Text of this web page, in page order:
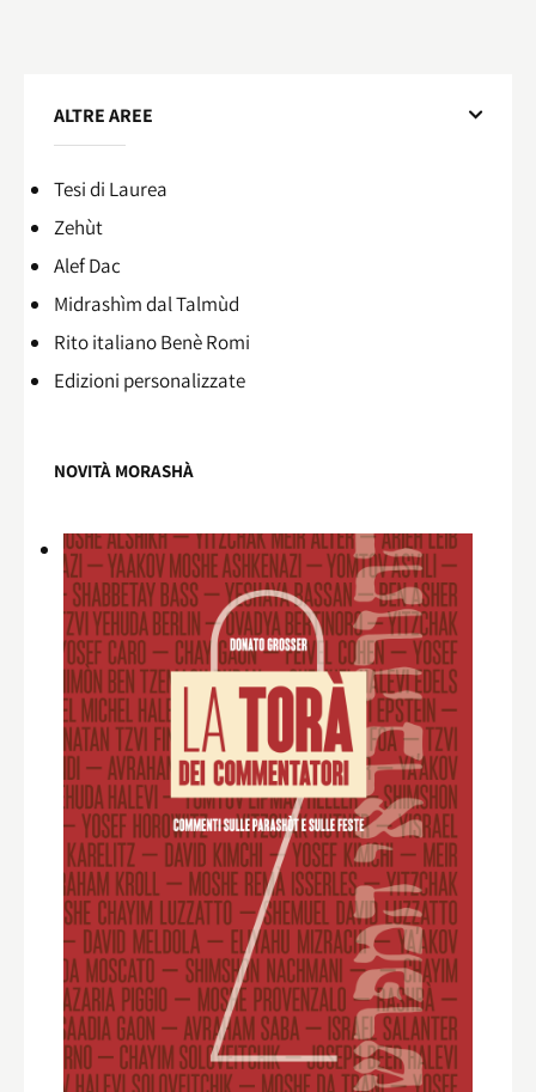
ALTRE AREE
Tesi di Laurea
Zehùt
Alef Dac
Midrashìm dal Talmùd
Rito italiano Benè Romi​
Edizioni personalizzate
NOVITÀ MORASHÀ